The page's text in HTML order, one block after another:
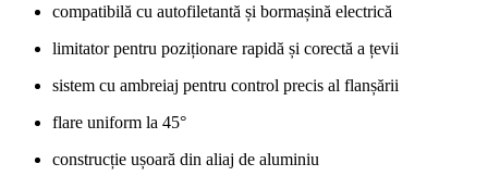
compatibilă cu autofiletantă și bormașină electrică
limitator pentru poziționare rapidă și corectă a țevii
sistem cu ambreiaj pentru control precis al flanșării
flare uniform la 45°
construcție ușoară din aliaj de aluminiu